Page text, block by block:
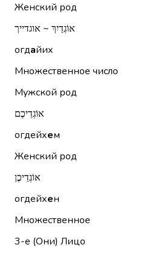
Женский род
אוֹגְדַיִךְ ~ אוגדייך
огдайих
Множественное число
Мужской род
אוֹגְדֵיכֶם
огдейхем
Женский род
אוֹגְדֵיכֶן
огдейхен
Множественное
3-е (Они) Лицо